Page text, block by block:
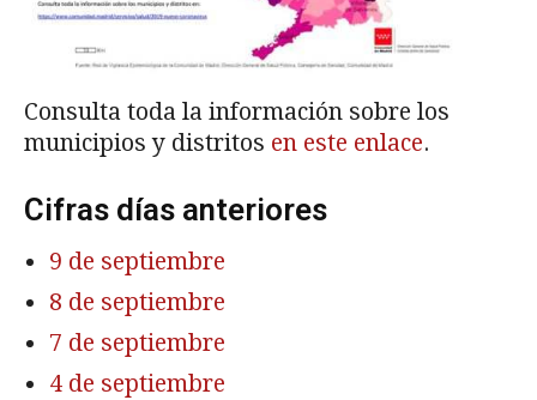
Consulta toda la información sobre los
municipios y distritos en este enlace.
Cifras días anteriores
9 de septiembre
8 de septiembre
7 de septiembre
4 de septiembre